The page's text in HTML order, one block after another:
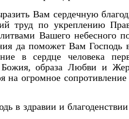
Вам сердечную
труд по укреплению
Вашего небесного
да поможет Вам Господь
в сердце человека
образа Любви и
на огромное
в здравии и